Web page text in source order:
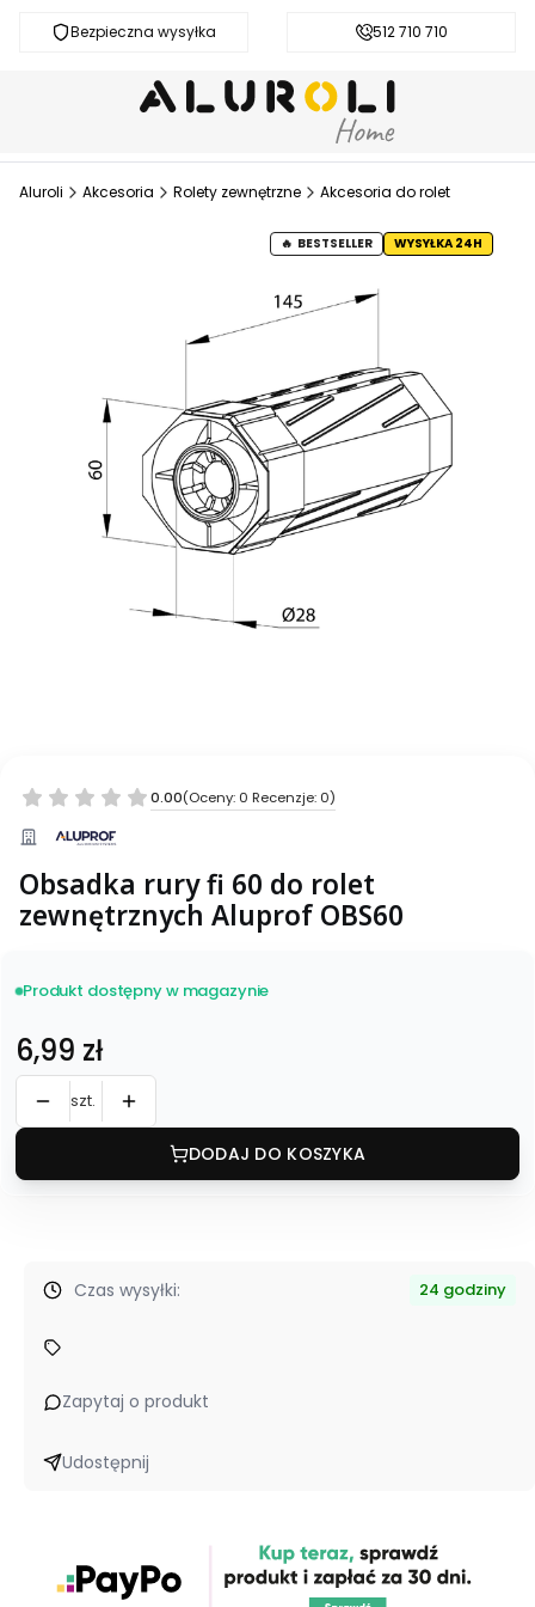
Bezpieczna wysyłka Darmowa dostawa od 200 zł
512 710 710
Aluroli Akcesoria Rolety zewnętrzne Akcesoria do rolet
BESTSELLER WYSYŁKA 24H
0.00(Oceny: 0 Recenzje: 0)
Obsadka rury fi 60 do rolet
zewnętrznych Aluprof OBS60
Produkt dostępny w magazynie
Cena
6,99 zł
szt.
DODAJ DO KOSZYKA
Czas wysyłki: 24 godziny
Zapytaj o produkt
Udostępnij